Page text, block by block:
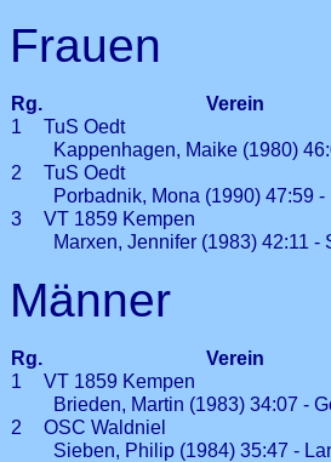
Frauen
Rg. Verein
1
TuS Oedt
Kappenhagen, Maike (1980)
2
TuS Oedt
Porbadnik, Mona (1990) 47:59
3
VT 1859 Kempen
Marxen, Jennifer (1983) 42:11 -
Männer
Rg. Verein
1
VT 1859 Kempen
Brieden, Martin (1983) 34:07 -
2
OSC Waldniel
Sieben, Philip (1984) 35:47 -